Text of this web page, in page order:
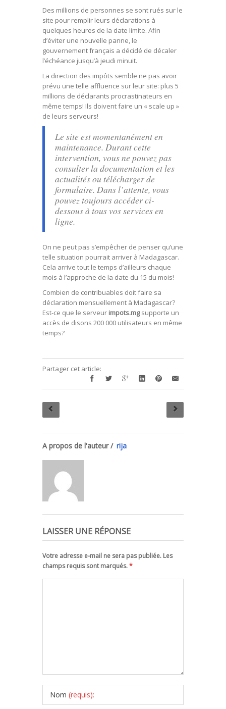
Des millions de personnes se sont rués sur le
site pour remplir leurs déclarations à
quelques heures de la date limite. Afin
d’éviter une nouvelle panne, le
gouvernement français a décidé de décaler
l’échéance jusqu’à jeudi minuit.
La direction des impôts semble ne pas avoir
prévu une telle affluence sur leur site: plus 5
millions de déclarants procrastinateurs en
même temps! Ils doivent faire un « scale up »
de leurs serveurs!
Le site est momentanément en
maintenance. Durant cette
intervention, vous ne pouvez pas
consulter la documentation et les
actualités ou télécharger de
formulaire. Dans l’attente, vous
pouvez toujours accéder ci-
dessous à tous vos services en
ligne.
On ne peut pas s’empêcher de penser qu’une
telle situation pourrait arriver à Madagascar.
Cela arrive tout le temps d’ailleurs chaque
mois à l’approche de la date du 15 du mois!
Combien de contribuables doit faire sa
déclaration mensuellement à Madagascar?
Est-ce que le serveur impots.mgsupporte un
accès de disons 200 000 utilisateurs en même
temps?
Partager cet article:
A propos de l'auteur / rija
LAISSER UNE RÉPONSE
Votre adresse e-mail ne sera pas publiée. Les
champs requis sont marqués.*
Nom (requis):